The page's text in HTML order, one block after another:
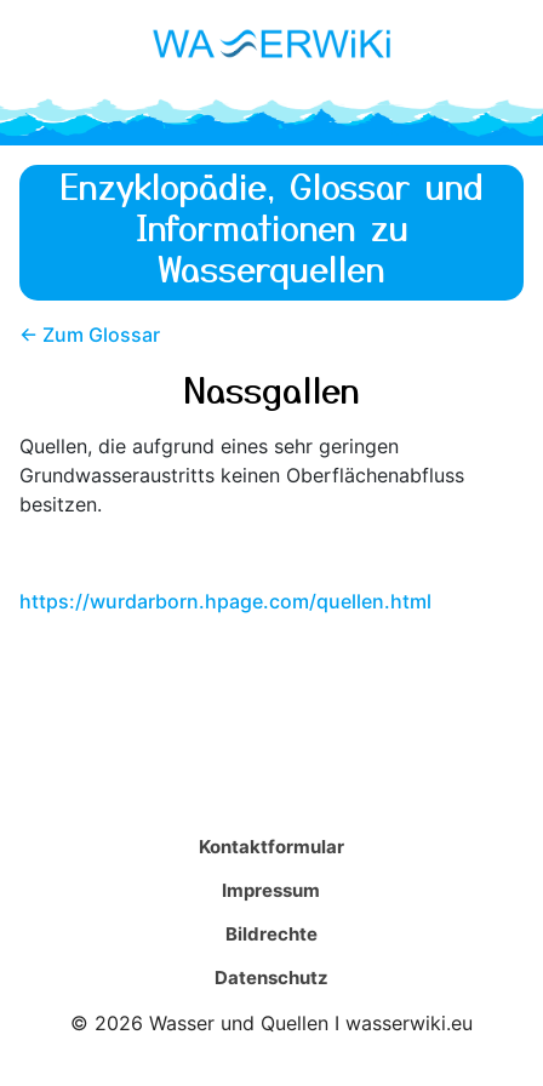
Enzyklopädie, Glossar und
Informationen zu
Wasserquellen
← Zum Glossar
Nassgallen
Quellen, die aufgrund eines sehr geringen
Grundwasseraustritts keinen Oberflächenabfluss
besitzen.
https://wurdarborn.hpage.com/quellen.html
Kontaktformular
Impressum
Bildrechte
Datenschutz
© 2026 Wasser und Quellen I wasserwiki.eu